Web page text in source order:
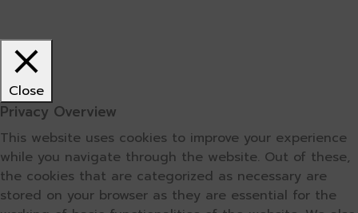
Close
Privacy Overview
This website uses cookies to improve your experience
while you navigate through the website. Out of these,
the cookies that are categorized as necessary are
stored on your browser as they are essential for the